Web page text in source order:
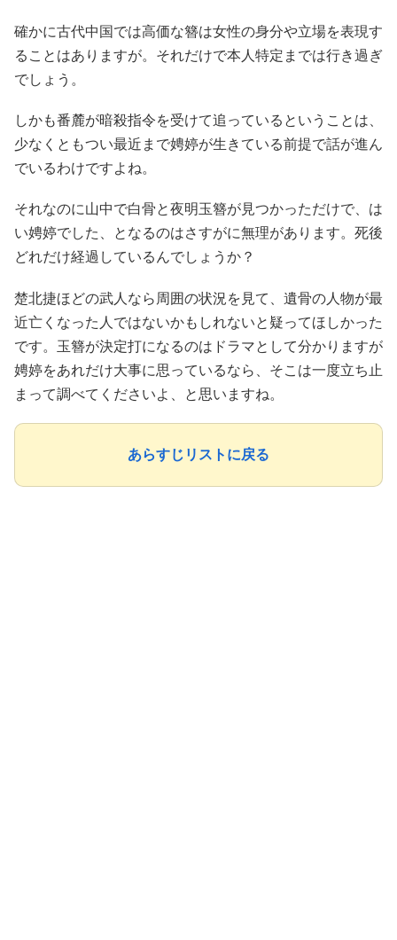
確かに古代中国では高価な簪は女性の身分や立場を表現す
ることはありますが。それだけで本人特定までは行き過ぎ
でしょう。
しかも番麓が暗殺指令を受けて追っているということは、
少なくともつい最近まで娉婷が生きている前提で話が進ん
でいるわけですよね。
それなのに山中で白骨と夜明玉簪が見つかっただけで、は
い娉婷でした、となるのはさすがに無理があります。死後
どれだけ経過しているんでしょうか？
楚北捷ほどの武人なら周囲の状況を見て、遺骨の人物が最
近亡くなった人ではないかもしれないと疑ってほしかった
です。玉簪が決定打になるのはドラマとして分かりますが
娉婷をあれだけ大事に思っているなら、そこは一度立ち止
まって調べてくださいよ、と思いますね。
あらすじリストに戻る